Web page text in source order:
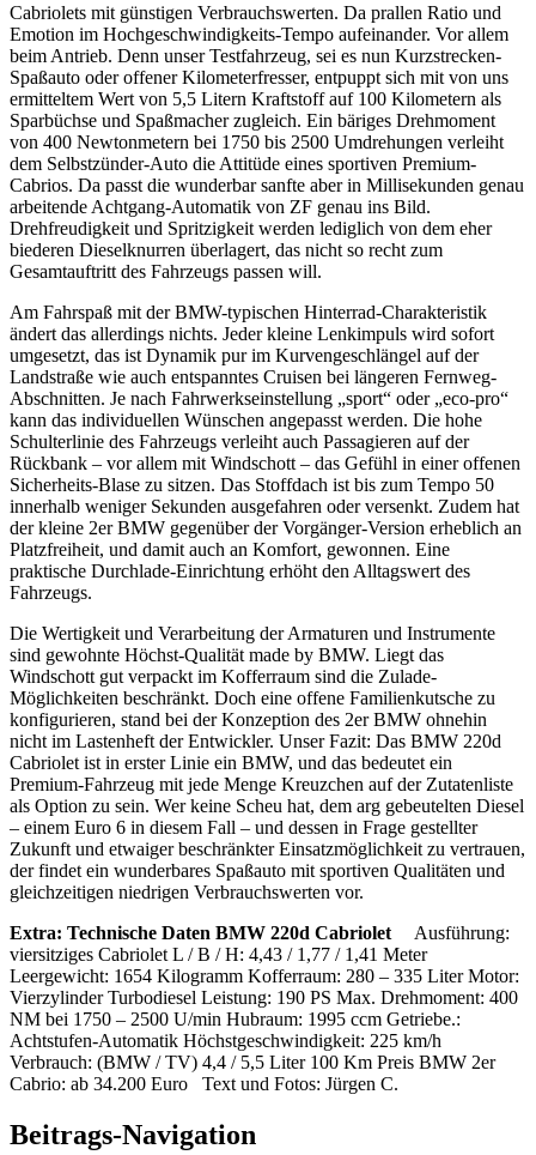
Cabriolets mit günstigen Verbrauchswerten. Da prallen Ratio und
Emotion im Hochgeschwindigkeits-Tempo aufeinander. Vor allem
beim Antrieb. Denn unser Testfahrzeug, sei es nun Kurzstrecken-
Spaßauto oder offener Kilometerfresser, entpuppt sich mit von uns
ermitteltem Wert von 5,5 Litern Kraftstoff auf 100 Kilometern als
Sparbüchse und Spaßmacher zugleich. Ein bäriges Drehmoment
von 400 Newtonmetern bei 1750 bis 2500 Umdrehungen verleiht
dem Selbstzünder-Auto die Attitüde eines sportiven Premium-
Cabrios. Da passt die wunderbar sanfte aber in Millisekunden genau
arbeitende Achtgang-Automatik von ZF genau ins Bild.
Drehfreudigkeit und Spritzigkeit werden lediglich von dem eher
biederen Dieselknurren überlagert, das nicht so recht zum
Gesamtauftritt des Fahrzeugs passen will.
Am Fahrspaß mit der BMW-typischen Hinterrad-Charakteristik
ändert das allerdings nichts. Jeder kleine Lenkimpuls wird sofort
umgesetzt, das ist Dynamik pur im Kurvengeschlängel auf der
Landstraße wie auch entspanntes Cruisen bei längeren Fernweg-
Abschnitten. Je nach Fahrwerkseinstellung „sport“ oder „eco-pro“
kann das individuellen Wünschen angepasst werden. Die hohe
Schulterlinie des Fahrzeugs verleiht auch Passagieren auf der
Rückbank – vor allem mit Windschott – das Gefühl in einer offenen
Sicherheits-Blase zu sitzen. Das Stoffdach ist bis zum Tempo 50
innerhalb weniger Sekunden ausgefahren oder versenkt. Zudem hat
der kleine 2er BMW gegenüber der Vorgänger-Version erheblich an
Platzfreiheit, und damit auch an Komfort, gewonnen. Eine
praktische Durchlade-Einrichtung erhöht den Alltagswert des
Fahrzeugs.
Die Wertigkeit und Verarbeitung der Armaturen und Instrumente
sind gewohnte Höchst-Qualität made by BMW. Liegt das
Windschott gut verpackt im Kofferraum sind die Zulade-
Möglichkeiten beschränkt. Doch eine offene Familienkutsche zu
konfigurieren, stand bei der Konzeption des 2er BMW ohnehin
nicht im Lastenheft der Entwickler. Unser Fazit: Das BMW 220d
Cabriolet ist in erster Linie ein BMW, und das bedeutet ein
Premium-Fahrzeug mit jede Menge Kreuzchen auf der Zutatenliste
als Option zu sein. Wer keine Scheu hat, dem arg gebeutelten Diesel
– einem Euro 6 in diesem Fall – und dessen in Frage gestellter
Zukunft und etwaiger beschränkter Einsatzmöglichkeit zu vertrauen,
der findet ein wunderbares Spaßauto mit sportiven Qualitäten und
gleichzeitigen niedrigen Verbrauchswerten vor.
Extra: Technische Daten BMW 220d Cabriolet
Ausführung:
viersitziges Cabriolet L / B / H: 4,43 / 1,77 / 1,41 Meter
Leergewicht: 1654 Kilogramm Kofferraum: 280 – 335 Liter Motor:
Vierzylinder Turbodiesel Leistung: 190 PS Max. Drehmoment: 400
NM bei 1750 – 2500 U/min Hubraum: 1995 ccm Getriebe.:
Achtstufen-Automatik Höchstgeschwindigkeit: 225 km/h
Verbrauch: (BMW / TV) 4,4 / 5,5 Liter 100 Km Preis BMW 2er
Cabrio: ab 34.200 Euro Text und Fotos: Jürgen C.
Beitrags-Navigation